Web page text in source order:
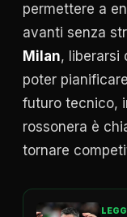
permettere a
avanti senza
Milan, liberarsi
poter
futuro tecnico,
rossonera è
tornare